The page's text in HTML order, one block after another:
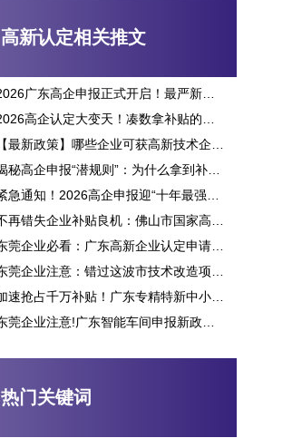
东莞市智能车间项目申报指南
高新认定相关推文
热门关键词